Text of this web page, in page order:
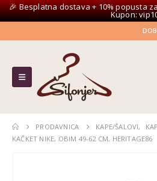
🎉 Besplatna dostava + 10% popusta
Kupon:
PRODAVNICA KAPE/ŠALOVI,
KAČKET NIKE, OBIM 49-62 CM, HERITAGE86